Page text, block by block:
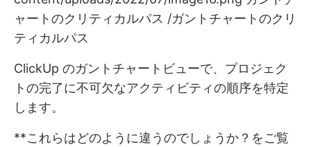
ャートのクリティカルパス /ガントチャートのクリ
ティカルパス
ClickUp のガントチャートビューで、プロジェク
トの完了に不可欠なアクティビティの順序を特定
します。
**これらはどのように違うのでしょうか？をご覧